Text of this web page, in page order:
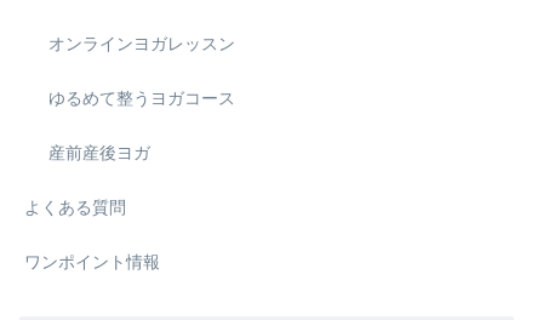
オンラインヨガレッスン
ゆるめて整うヨガコース
産前産後ヨガ
よくある質問
ワンポイント情報